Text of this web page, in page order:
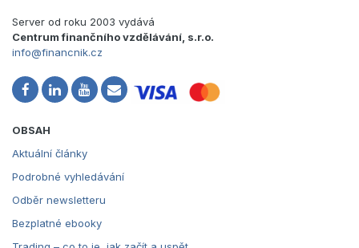
Server od roku 2003 vydává
Centrum finančního vzdělávání, s.r.o.
info@financnik.cz
OBSAH
Aktuální články
Podrobné vyhledávání
Odběr newsletteru
Bezplatné ebooky